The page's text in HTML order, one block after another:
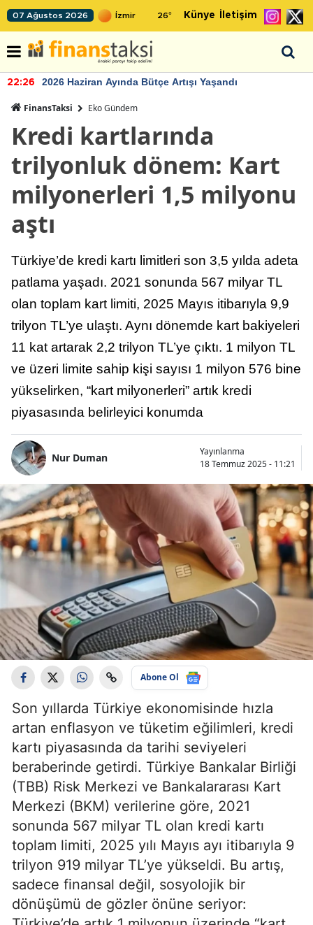
07 Ağustos 2026 26° Künye İletişim
22:26 2026 Haziran Ayında Bütçe Artışı Yaşandı
FinansTaksi Eko Gündem
Kredi kartlarında
trilyonluk dönem: Kart
milyonerleri 1,5 milyonu
aştı
Türkiye’de kredi kartı limitleri son 3,5 yılda adeta
patlama yaşadı. 2021 sonunda 567 milyar TL
olan toplam kart limiti, 2025 Mayıs itibarıyla 9,9
trilyon TL’ye ulaştı. Aynı dönemde kart bakiyeleri
11 kat artarak 2,2 trilyon TL’ye çıktı. 1 milyon TL
ve üzeri limite sahip kişi sayısı 1 milyon 576 bine
yükselirken, “kart milyonerleri” artık kredi
piyasasında belirleyici konumda
Nur Duman
Yayınlanma
18 Temmuz 2025 - 11:21
Abone Ol
Son yıllarda Türkiye ekonomisinde hızla
artan enflasyon ve tüketim eğilimleri, kredi
kartı piyasasında da tarihi seviyeleri
beraberinde getirdi. Türkiye Bankalar Birliği
(TBB) Risk Merkezi ve Bankalararası Kart
Merkezi (BKM) verilerine göre, 2021
sonunda 567 milyar TL olan kredi kartı
toplam limiti, 2025 yılı Mayıs ayı itibarıyla 9
trilyon 919 milyar TL’ye yükseldi. Bu artış,
sadece finansal değil, sosyolojik bir
dönüşümü de gözler önüne seriyor: